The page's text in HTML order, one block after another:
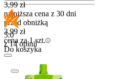
3,99 zł
najniższa cena z 30 dni
przed obniżką
3,99 zł
cena za 1 szt.
Do koszyka
5.0
z 14 opinii